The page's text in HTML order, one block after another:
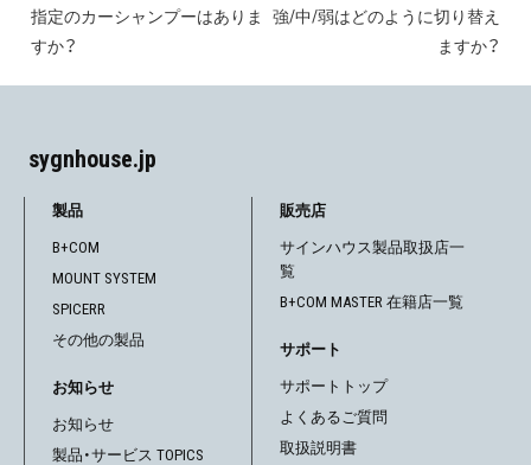
投
ビ
ゲ
ー
シ
ョ
ン
指定のカーシャンプーはありま
すか？
強/中/弱はどのように切り替え
ますか？
sygnhouse.jp
製品
B+COM
MOUNT SYSTEM
SPICERR
その他の製品
お知らせ
お知らせ
製品・サービス TOPICS
販売店
サインハウス製品取扱店一
覧
B+COM MASTER 在籍店一覧
サポート
サポートトップ
よくあるご質問
取扱説明書